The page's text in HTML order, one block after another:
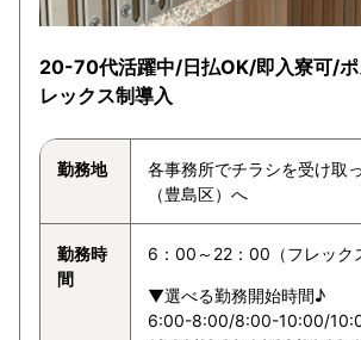
20-70代活躍中/日払OK/即入寮可/
レックス制導入
勤務地
各事務所でチラシを受け取
（豊島区）へ
勤務時
間
6：00～22：00（フレック
▼選べる勤務開始時間♪
6:00-8:00/8:00-10:00/